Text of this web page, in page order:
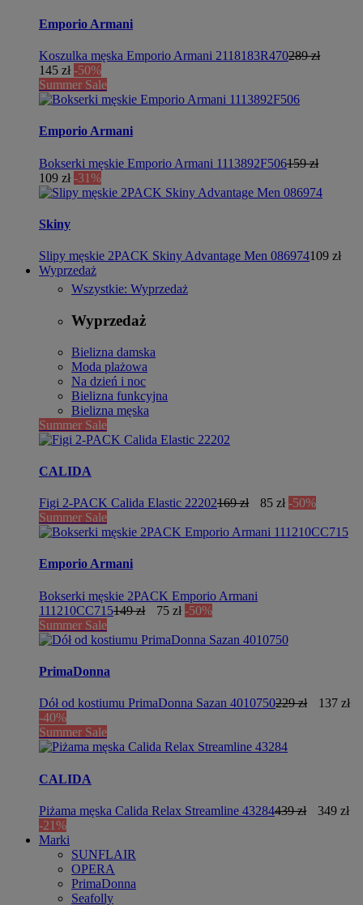
Emporio Armani
Koszulka męska Emporio Armani 2118183R470289 zł
145 zł -50%
Summer Sale
Emporio Armani
Bokserki męskie Emporio Armani 1113892F506159 zł
109 zł -31%
Skiny
Slipy męskie 2PACK Skiny Advantage Men 086974109 zł
Wyprzedaż
Wszystkie: Wyprzedaż
Wyprzedaż
Bielizna damska
Moda plażowa
Na dzień i noc
Bielizna funkcyjna
Bielizna męska
Summer Sale
CALIDA
Figi 2-PACK Calida Elastic 22202169 zł 85 zł -50%
Summer Sale
Emporio Armani
Bokserki męskie 2PACK Emporio Armani
111210CC715149 zł 75 zł -50%
Summer Sale
PrimaDonna
Dół od kostiumu PrimaDonna Sazan 4010750229 zł
137 zł
-40%
Summer Sale
CALIDA
Piżama męska Calida Relax Streamline 43284439 zł
349 zł
-21%
Marki
SUNFLAIR
OPERA
PrimaDonna
Seafolly